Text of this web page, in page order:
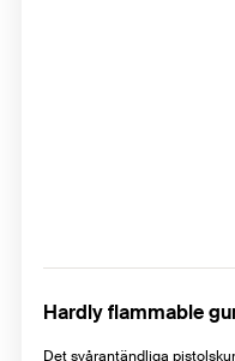
Hardly flammable
Det svårantändliga